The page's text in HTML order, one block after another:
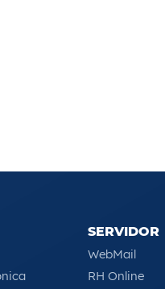
SERVIDOR
WebMail
RH Online